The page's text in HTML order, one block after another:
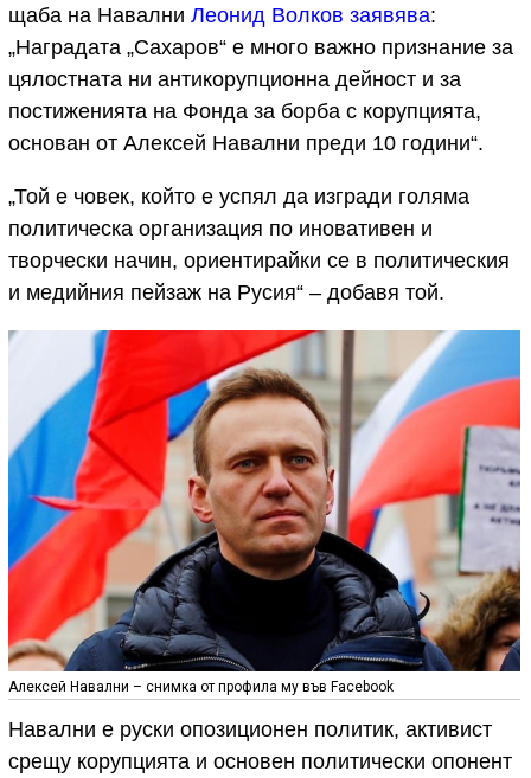
щаба на Навални Леонид Волков заявява:
„Наградата „Сахаров“ е много важно признание за
цялостната ни антикорупционна дейност и за
постиженията на Фонда за борба с корупцията,
основан от Алексей Навални преди 10 години“.
„Той е човек, който е успял да изгради голяма
политическа организация по иновативен и
творчески начин, ориентирайки се в политическия
и медийния пейзаж на Русия“ – добавя той.
Алексей Навални – снимка от профила му във Facebook
Навални е руски опозиционен политик, активист
срещу корупцията и основен политически опонент